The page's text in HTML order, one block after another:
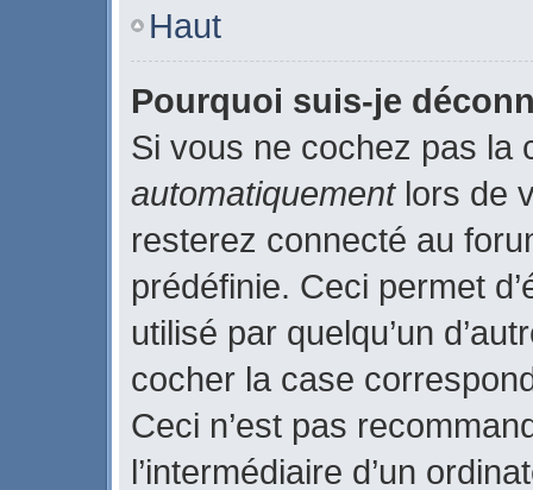
Haut
Pourquoi suis-je
Si vous ne cochez pas la
automatiquementlors de
resterez connecté au
prédéfinie. Ceci permet
utilisé par quelqu’un
cocher la case
Ceci n’est pas
l’intermédiaire d’un